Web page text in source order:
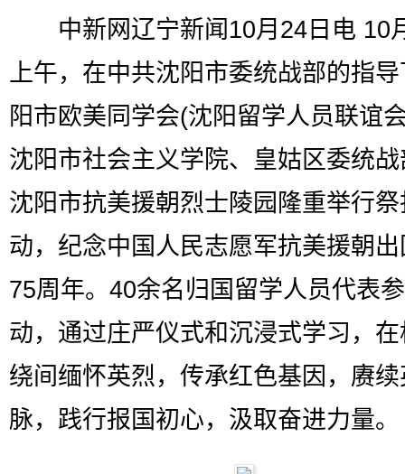
中新网辽宁新闻10月24日电 10
上午，在中共沈阳市委统战部的指
阳市欧美同学会(沈阳留学人员联谊
沈阳市社会主义学院、皇姑区委统
沈阳市抗美援朝烈士陵园隆重举行
动，纪念中国人民志愿军抗美援朝
75周年。40余名归国留学人员代表
动，通过庄严仪式和沉浸式学习，
绕间缅怀英烈，传承红色基因，赓
脉，践行报国初心，汲取奋进力量。